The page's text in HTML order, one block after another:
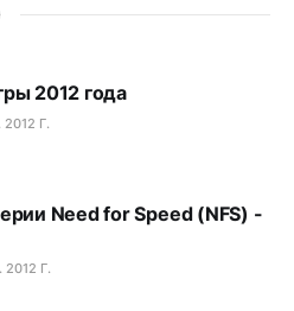
2012 года
Г.
Need for Speed (NFS) -
Г.